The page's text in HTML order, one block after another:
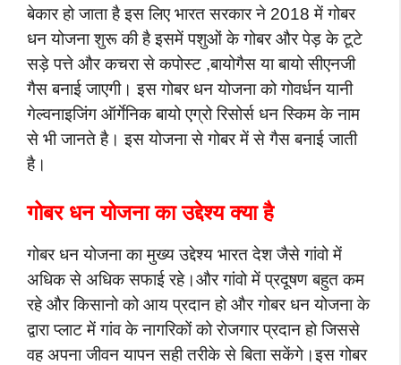
बेकार हो जाता है इस लिए भारत सरकार ने 2018 में गोबर
धन योजना शुरू की है इसमें पशुओं के गोबर और पेड़ के टूटे
सड़े पत्ते और कचरा से कपोस्ट ,बायोगैस या बायो सीएनजी
गैस बनाई जाएगी। इस गोबर धन योजना को गोवर्धन यानी
गेल्वनाइजिंग ऑर्गेनिक बायो एग्रो रिसोर्स धन स्किम के नाम
से भी जानते है। इस योजना से गोबर में से गैस बनाई जाती
है।
गोबर धन योजना का उद्देश्य क्या है
गोबर धन योजना का मुख्य उद्देश्य भारत देश जैसे गांवो में
अधिक से अधिक सफाई रहे।और गांवो में प्रदूषण बहुत कम
रहे और किसानो को आय प्रदान हो औरगोबर धन योजना के
द्वारा प्लाट में गांव के नागरिकों को रोजगार प्रदान हो जिससे
वह अपना जीवन यापन सही तरीके से बिता सकेंगे।इस गोबर